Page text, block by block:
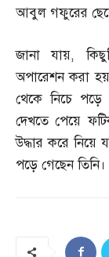
আবুল গফুরের
জানা যায়,
অপারেশন করা
থেকে নিচে পড়ে
দেখতে পেয়ে
উদ্ধার করে নিয়ে
পড়ে গেছেন তিনি।